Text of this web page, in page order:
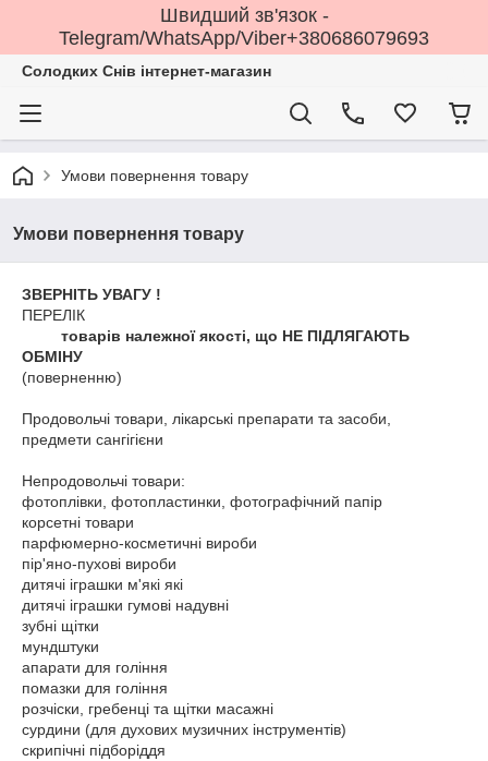
Швидший зв'язок -
Telegram/WhatsApp/Viber+380686079693
Солодких Снів інтернет-магазин
Умови повернення товару
Умови повернення товару
ЗВЕРНІТЬ УВАГУ !
ПЕРЕЛІК
товарів належної якості, що НЕ ПІДЛЯГАЮТЬ
ОБМІНУ
(поверненню)
Продовольчі товари, лікарські препарати та засоби,
предмети сангігієни
Непродовольчі товари:
фотоплівки, фотопластинки, фотографічний папір
корсетні товари
парфюмерно-косметичні вироби
пір'яно-пухові вироби
дитячі іграшки м'які які
дитячі іграшки гумові надувні
зубні щітки
мундштуки
апарати для гоління
помазки для гоління
розчіски, гребенці та щітки масажні
сурдини (для духових музичних інструментів)
скрипічні підборіддя